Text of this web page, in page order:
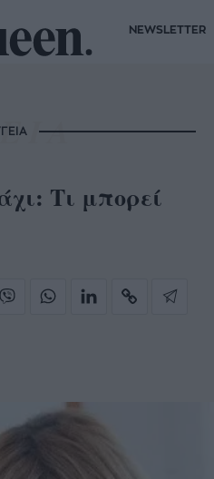
NEWSLETTER
Τι μπορεί